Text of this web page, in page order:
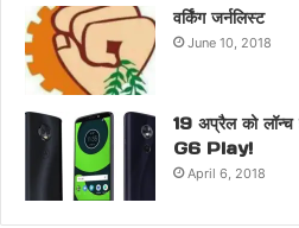
वर्किंग जर्नलिस्ट
June 10, 2018
19 अप्रैल को
G6 Play!
April 6, 2018